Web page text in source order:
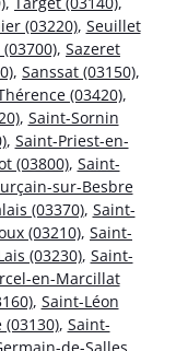
(03220), Seuillet
, Sazeret
, Sanssat (03150),
(03420),
, Saint-Sornin
, Saint-Priest-en-
(03800), Saint-
sur-Besbre
(03370), Saint-
(03210), Saint-
(03230), Saint-
en-Marcillat
, Saint-Léon
, Saint-